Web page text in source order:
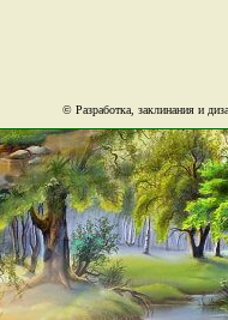
© Разработка, заклинания и